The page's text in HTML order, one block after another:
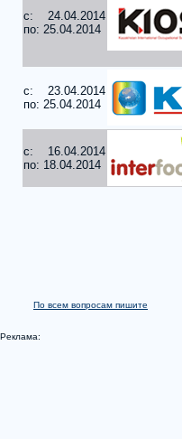
c: 24.04.2014
по: 25.04.2014
c: 23.04.2014
по: 25.04.2014
c: 16.04.2014
по: 18.04.2014
По всем вопросам пишите
Реклама: